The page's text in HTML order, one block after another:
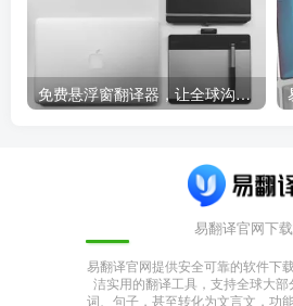
免费悬浮窗翻译器，让全球沟通无障碍！
易翻译官网下载
易翻译官网提供安全可靠的软件下
洁实用的翻译工具，支持全球大部
词、句子，甚至转化为文言文，功